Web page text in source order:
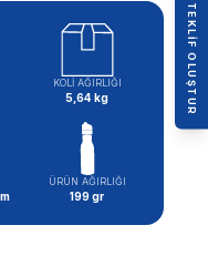
KOLİ AĞIRLIĞI
5,64 kg
ÜRÜN AĞIRLIĞI
199 gr
TEKLIF OLUŞTUR